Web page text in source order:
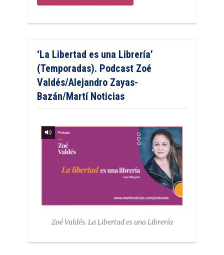
‘La Libertad es una Librería’
(Temporadas). Podcast Zoé
Valdés/Alejandro Zayas-
Bazán/Martí Noticias
Zoé Valdés. La Libertad es una Librería